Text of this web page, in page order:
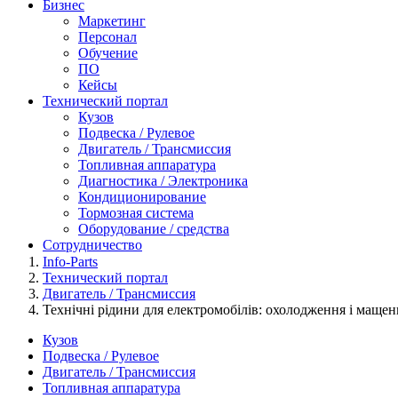
Бизнес
Маркетинг
Персонал
Обучение
ПО
Кейсы
Технический портал
Кузов
Подвеска / Рулевое
Двигатель / Трансмиссия
Топливная аппаратура
Диагностика / Электроника
Кондиционирование
Тормозная система
Оборудование / средства
Сотрудничество
Info-Parts
Технический портал
Двигатель / Трансмиссия
Технічні рідини для електромобілів: охолодження і
Кузов
Подвеска / Рулевое
Двигатель / Трансмиссия
Топливная аппаратура